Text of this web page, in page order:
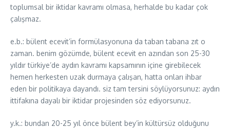
toplumsal bir iktidar kavramı olmasa, herhalde bu kadar çok
çalışmaz.
e.b.: bülent ecevit’in formülasyonuna da taban tabana zıt o
zaman. benim gözümde, bülent ecevit en azından son 25-30
yıldır türkiye’de aydın kavramı kapsamının içine girebilecek
hemen herkesten uzak durmaya çalışan, hatta onları ihbar
eden bir politikaya dayandı. siz tam tersini söylüyorsunuz: aydın
ittifakına dayalı bir iktidar projesinden söz ediyorsunuz.
y.k.: bundan 20-25 yıl önce bülent bey’in kültürsüz olduğunu